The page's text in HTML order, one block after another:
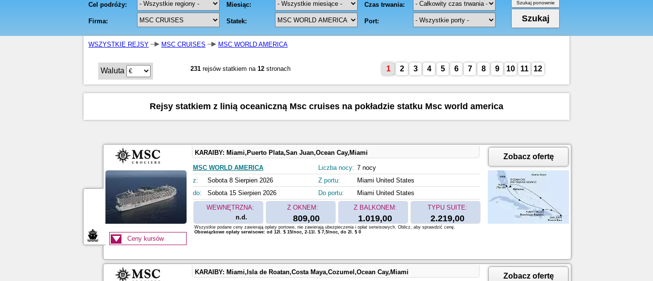
WSZYSTKIE REJSY MSC CRUISES MSC WORLD AMERICA
Waluta 231 rejsów statkiem na 12 stronach 12
11
10
9
8
7
6
5
4
3
2
1
Rejsy statkiem z linią oceaniczną Msc cruises na pokładzie statku Msc world america
KARAIBY: Miami,Puerto Plata,San Juan,Ocean Cay,Miami
MSC WORLD AMERICA
z:
Sobota 8 Sierpien 2026
do:
Sobota 15 Sierpien 2026
Liczba nocy: 7 nocy
Z portu:
Miami United States
Do portu:
Miami United States
WEWNĘTRZNA:
n.d.
Z OKNEM:
809,00
Z BALKONEM:
1.019,00
TYPU SUITE:
2.219,00
Zobacz ofertę
Ceny kursów
Wszystkie podane ceny zawierają opłaty portowe, nie zawierają ubezpieczenia i opłat serwisowych. Oblicz, aby sprawdzić cenę.
Obowiązkowe opłaty serwisowe: od 12l. $ 15/noc, 2-11l. $ 7,5/noc, do 2l. $ 0
KARAIBY: Miami,Isla de Roatan,Costa Maya,Cozumel,Ocean Cay,Miami Zobacz ofertę